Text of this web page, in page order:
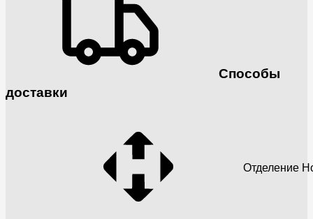
Способы
доставки
Отделение